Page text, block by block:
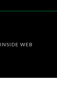
INSIDE WEB